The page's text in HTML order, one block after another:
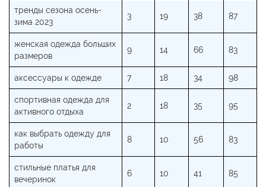
тренды сезона осень-
зима 2023
3 19 38 87
женская одежда больших
размеров
9 14 66 83
аксессуары к одежде 7 18 34 98
спортивная одежда для
активного отдыха
2 18 35 95
как выбрать одежду для
работы
8 10 56 83
стильные платья для
вечеринок
6 10 41 85